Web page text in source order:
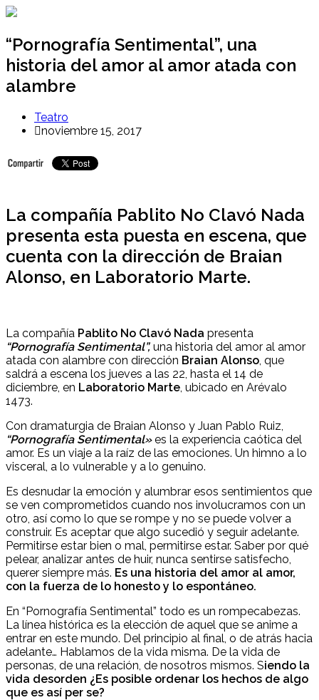
Ir
contenido
“Pornografía Sentimental”, una
historia del amor al amor atada con
alambre
Teatro
noviembre 15, 2017
La compañía Pablito No Clavó Nada
presenta esta puesta en escena, que
cuenta con la dirección de Braian
Alonso, en Laboratorio Marte.
La compañía Pablito No Clavó Nada presenta
“Pornografía Sentimental”, una historia del amor al amor
atada con alambre con dirección Braian Alonso , que
saldrá a escena los jueves a las 22, hasta el 14 de
diciembre, en Laboratorio Marte , ubicado en Arévalo
1473.
Con dramaturgia de Braian Alonso y Juan Pablo Ruiz,
“Pornografía Sentimental»es la experiencia caótica del
amor. Es un viaje a la raíz de las emociones. Un himno a lo
visceral, a lo vulnerable y a lo genuino.
Es desnudar la emoción y alumbrar esos sentimientos que
se ven comprometidos cuando nos involucramos con un
otro, así como lo que se rompe y no se puede volver a
construir. Es aceptar que algo sucedió y seguir adelante.
Permitirse estar bien o mal, permitirse estar. Saber por qué
pelear, analizar antes de huir, nunca sentirse satisfecho,
querer siempre más. Es una historia del amor al amor,
con la fuerza de lo honesto y lo espontáneo.
En “Pornografía Sentimental” todo es un rompecabezas.
La línea histórica es la elección de aquel que se anime a
entrar en este mundo. Del principio al final, o de atrás hacia
adelante… Hablamos de la vida misma. De la vida de
personas, de una relación, de nosotros mismos. Siendo la
vida desorden ¿Es posible ordenar los hechos de algo
que es así per se?